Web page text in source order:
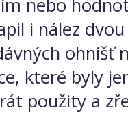
nebo
i nález dvou
ohnišť
které byly
použity a